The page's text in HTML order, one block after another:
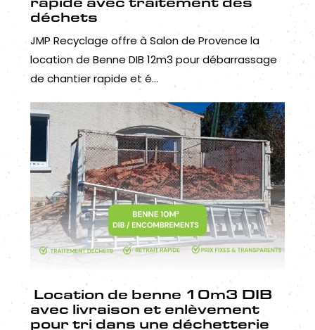
déchets
JMP Recyclage offre à Salon de Provence la
location de Benne DIB 12m3 pour débarrassage
de chantier rapide et é...
Location de benne 10m3 DIB
avec livraison et enlèvement
pour tri dans une déchetterie